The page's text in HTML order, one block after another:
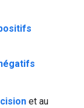
et au